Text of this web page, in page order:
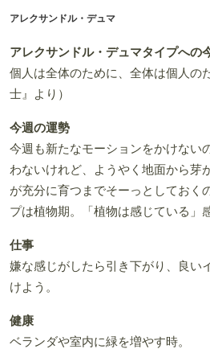
アレクサンドル・デュマ
アレクサンドル・デュマタイプへの
個人は全体のために、全体は個人の
士』より）
今週の運勢
今週も新たなモーションをかけな
わないけれど、ようやく地面から芽
が充分に育つまでそーっとしておく
プは植物期。「植物は感じている」
仕事
嫌な感じがしたら引き下がり、良い
けよう。
健康
ベランダや室内に緑を増やす時。